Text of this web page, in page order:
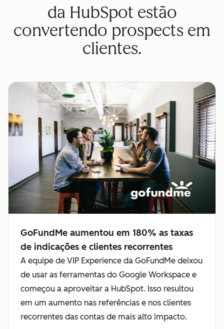
da HubSpot estão
convertendo prospects em
clientes.
GoFundMe aumentou em 180% as taxas
de indicações e clientes recorrentes
A equipe de VIP Experience da GoFundMe deixou
de usar as ferramentas do Google Workspace e
começou a aproveitar a HubSpot. Isso resultou
em um aumento nas referências e nos clientes
recorrentes das contas de mais alto impacto.